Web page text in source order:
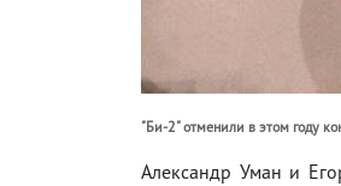
"Би-2" отменили в этом году
Александр Уман и